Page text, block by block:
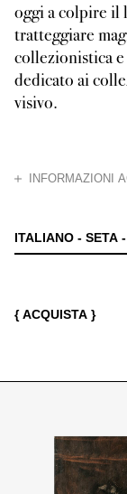
oggi a colpire il
tratteggiare
collezionistica
dedicato ai
visivo.
INFORMAZIONI
Pubblicato per la
ITALIANO - SETA -
{ ACQUISTA }